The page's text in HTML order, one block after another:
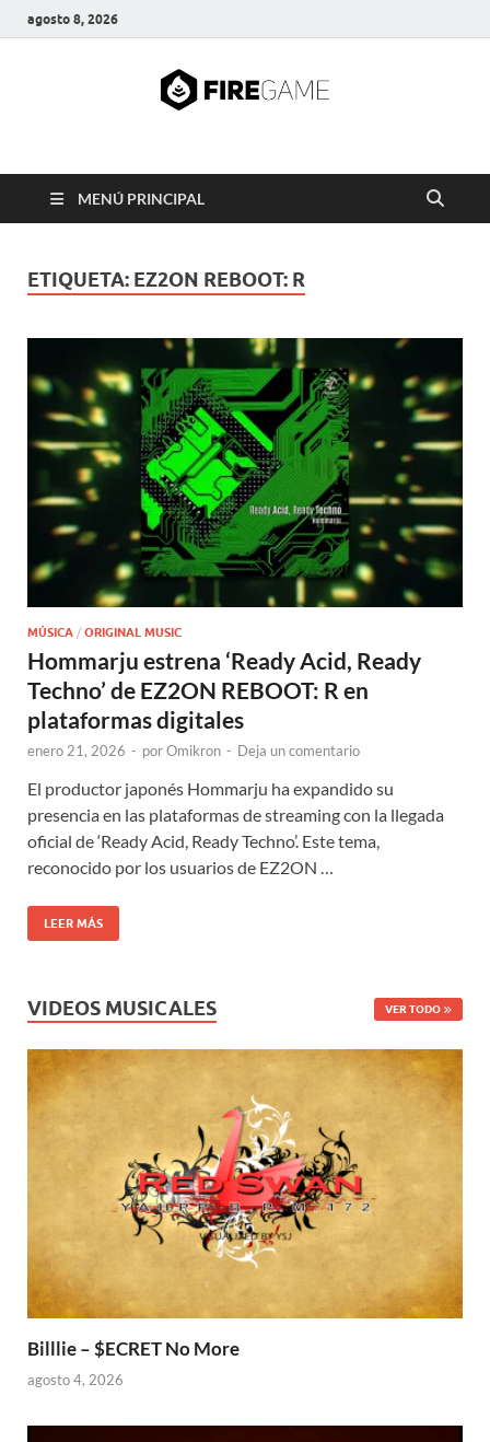
agosto 8, 2026
FIRE GAME
MENÚ PRINCIPAL
ETIQUETA: EZ2ON REBOOT: R
MÚSICA / ORIGINAL MUSIC
Hommarju estrena ‘Ready Acid, Ready
Techno’ de EZ2ON REBOOT: R en
plataformas digitales
enero 21, 2026 - porOmikron - Deja un comentario
El productor japonés Hommarju ha expandido su
presencia en las plataformas de streaming con la llegada
oficial de ‘Ready Acid, Ready Techno’. Este tema,
reconocido por los usuarios de EZ2ON …
LEER MÁS
VIDEOS MUSICALES VER TODO
Billlie – $ECRET No More
agosto 4, 2026